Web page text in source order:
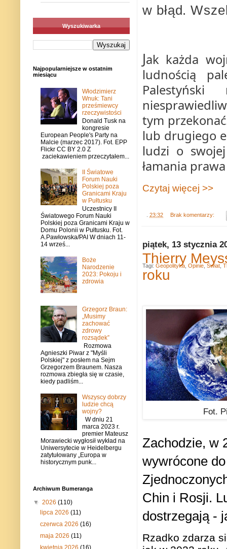
w błąd.
Jak każda
ludnością
tym
lub drugiego
ludzi o
łamania
Czytaj więcej >>
23:32 Brak komentarzy:
piątek, 13 stycznia
Thierry
roku
Fot.
Zachodzie, w
wywrócone
Chin i Rosji.
dostrzegają -
Rzadko zdarza
Tagi: Geopolityka Opinie Świat
Wyszukiwarka
Najpopularniejsze w ostatnim
miesiącu
Włodzimierz
Wnuk: Tani
prześmiewcy
rzeczywistości
Donald Tusk na
kongresie
European People's Party na
Malcie (marzec 2017). Fot. EPP
Flickr CC BY 2.0 Z
zaciekawieniem przeczytałem...
II Światowe
Forum Nauki
Polskiej poza
Granicami Kraju
w Pułtusku
Uczestnicy II
Światowego Forum Nauki
Polskiej poza Granicami Kraju w
Domu Polonii w Pułtusku. Fot.
A.Pawłowska/PAI W dniach 11-
14 wrześ...
Boże
Narodzenie
2023: Pokoju i
zdrowia
Grzegorz Braun:
„Musimy
zachować
zdrowy
rozsądek”
Rozmowa
Agnieszki Piwar z "Myśli
Polskiej" z posłem na Sejm
Grzegorzem Braunem. Nasza
rozmowa zbiegła się w czasie,
kiedy padliśm...
Wszyscy dobrzy
ludzie chcą
wojny?
W dniu 21
marca 2023 r.
premier Mateusz
Morawiecki wygłosił wykład na
Uniwersytecie w Heidelbergu
zatytułowany „Europa w
historycznym punk...
Archiwum Bumeranga
▼ 2026 (110)
lipca 2026(11)
czerwca 2026(16)
maja 2026(11)
kwietnia 2026(16)